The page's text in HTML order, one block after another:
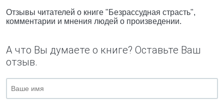
Отзывы читателей о книге "Безрассудная страсть",
комментарии и мнения людей о произведении.
А что Вы думаете о книге? Оставьте Ваш
отзыв.